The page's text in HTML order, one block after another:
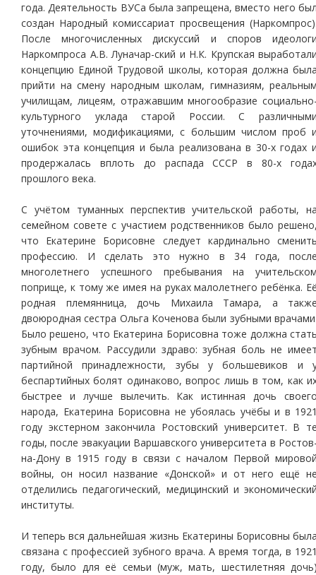
года. Деятельность ВУСа была запрещена, вместо него
создан Народный комиссариат просвещения
После многочисленных дискуссий и споров
Наркомпроса А.В. Луначар-ский и Н.К. Крупская
концепцию Единой Трудовой школы, которая должна
прийти на смену народным школам, гимназиям,
училищам, лицеям, отражавшим многообразие
культурного уклада старой России. С
уточнениями, модификациями, с большим числом проб
ошибок эта концепция и была реализована в 30-х годах
продержалась вплоть до распада СССР в 80-х
прошлого века.
С учётом туманных перспектив учительской работы,
семейном совете с участием родственников было
что Екатерине Борисовне следует кардинально
профессию. И сделать это нужно в 34 года,
многолетнего успешного пребывания на
поприще, к тому же имея на руках малолетнего ребёнка.
родная племянница, дочь Михаила Тамара, а
двоюродная сестра Ольга Коченова были зубными
Было решено, что Екатерина Борисовна тоже должна
зубным врачом. Рассудили здраво: зубная боль не
партийной принадлежности, зубы у большевиков и
беспартийных болят одинаково, вопрос лишь в том, как
быстрее и лучше вылечить. Как истинная дочь
народа, Екатерина Борисовна не убоялась учёбы и в
году экстерном закончила Ростовский университет. В
годы, после эвакуации Варшавского университета в
на-Дону в 1915 году в связи с началом Первой
войны, он носил название «Донской» и от него ещё
отделились педагогический, медицинский и
институты.
И теперь вся дальнейшая жизнь Екатерины Борисовны
связана с профессией зубного врача. А время тогда, в
году, было для её семьи (муж, мать, шестилетняя